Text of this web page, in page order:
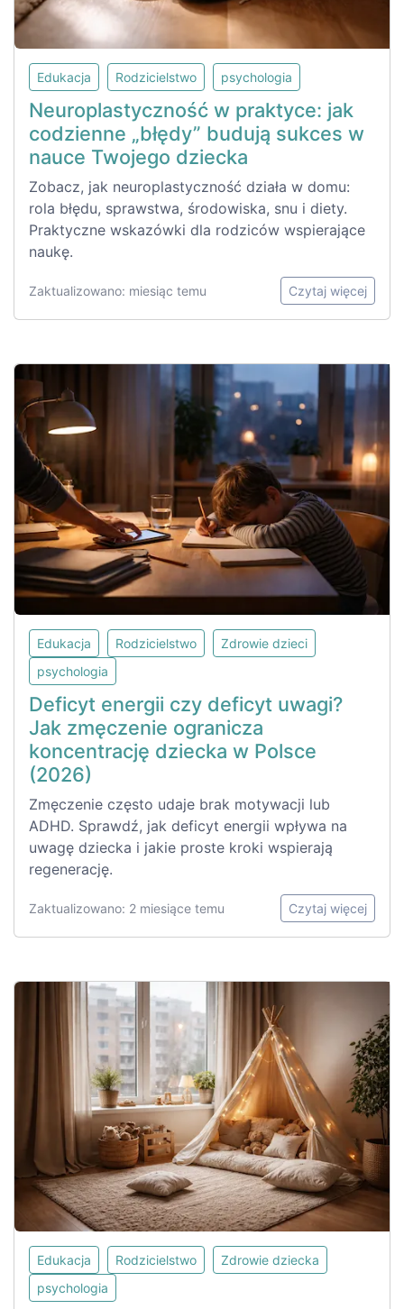
Edukacja Rodzicielstwo psychologia
Neuroplastyczność w praktyce: jak
codzienne „błędy” budują sukces w
nauce Twojego dziecka
Zobacz, jak neuroplastyczność działa w domu:
rola błędu, sprawstwa, środowiska, snu i diety.
Praktyczne wskazówki dla rodziców wspierające
naukę.
Zaktualizowano: miesiąc temu Czytaj więcej
Edukacja Rodzicielstwo
Zdrowie dzieci
psychologia
Deficyt energii czy deficyt uwagi?
Jak zmęczenie ogranicza
koncentrację dziecka w Polsce
(2026)
Zmęczenie często udaje brak motywacji lub
ADHD. Sprawdź, jak deficyt energii wpływa na
uwagę dziecka i jakie proste kroki wspierają
regenerację.
Zaktualizowano: 2 miesiące temu Czytaj więcej
Edukacja Rodzicielstwo
Zdrowie dziecka
psychologia